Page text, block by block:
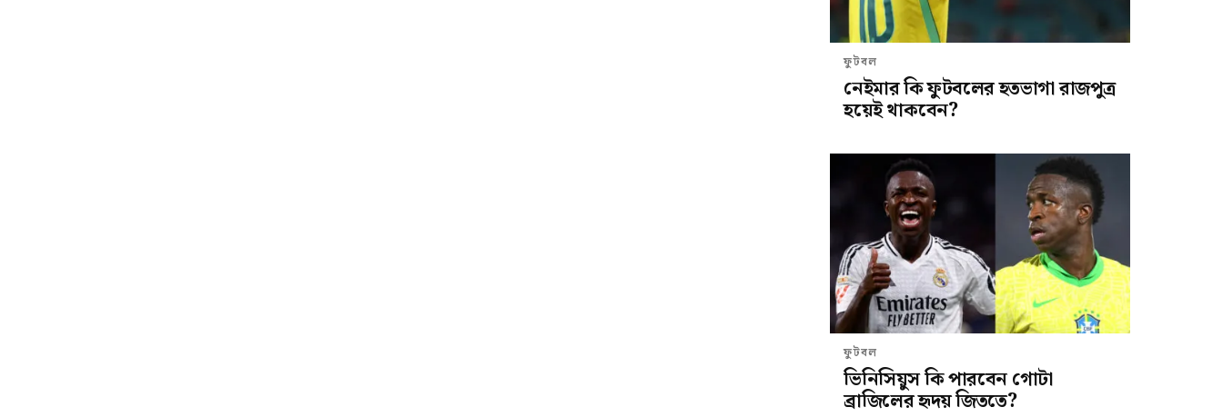
ফুটবল
নেইমার কি ফুটবলের হতভাগা রাজপুত্র
হয়েই থাকবেন?
ফুটবল
ভিনিসিয়ুস কি পারবেন গোটা
ব্রাজিলের হৃদয় জিততে?